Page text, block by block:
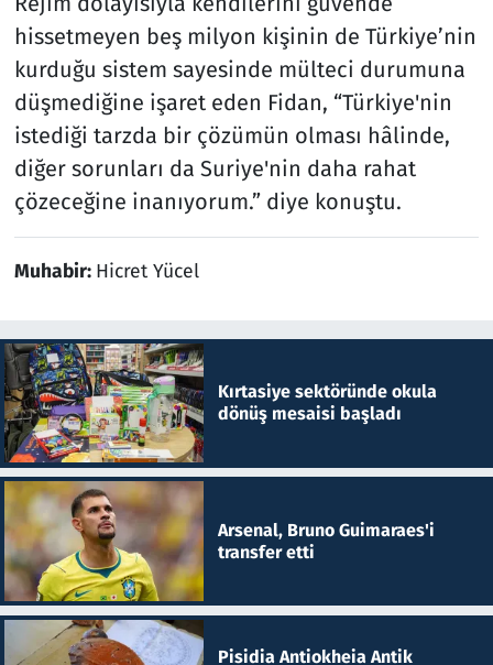
hissetmeyen beş milyon kişinin de Türkiye’nin
kurduğu sistem sayesinde mülteci durumuna
düşmediğine işaret eden Fidan, “Türkiye'nin
istediği tarzda bir çözümün olması hâlinde,
diğer sorunları da Suriye'nin daha rahat
çözeceğine inanıyorum.” diye konuştu.
Muhabir: Hicret Yücel
Kırtasiye sektöründe okula
dönüş mesaisi başladı
Arsenal, Bruno Guimaraes'i
transfer etti
Pisidia Antiokheia Antik